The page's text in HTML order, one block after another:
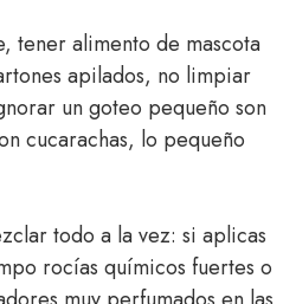
tener alimento de mascota
apilados, no limpiar
un goteo pequeño son
cucarachas, lo pequeño
todo a la vez: si aplicas
rocías químicos fuertes o